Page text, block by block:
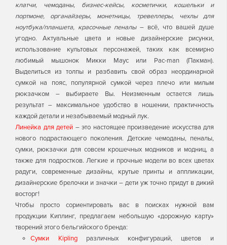
клатчи, чемоданы, бизнес-кейсы, косметички, кошельки и
портмоне, органайзеры, монетницы, тревеллеры, чехлы для
ноутбука/планшета, красочные пеналы– всё, что вашей душе
угодно. Актуальные цвета и новые дизайнерские рисунки,
использование культовых персонажей, таких как всемирно
любимый мышонок Микки Маус или Pac-man (Пакман).
Выделиться из толпы и разбавить свой образ неординарной
сумкой на пояс, популярной сумкой через плечо или милым
рюкзачком – выбираете Вы. Неизменным остается лишь
результат – максимальное удобство в ношении, практичность
каждой детали и незабываемый модный лук.
Линейка для детей – это настоящее произведение искусства для
нового подрастающего поколения. Детские чемоданы, пеналы,
сумки, рюкзачки для совсем крошечных модников и модниц, а
также для подростков. Легкие и прочные модели во всех цветах
радуги, современные дизайны, крутые принты и аппликации,
дизайнерские брелочки и значки – дети уж точно придут в дикий
восторг!
Чтобы просто сориентировать вас в поисках нужной вам
продукции Киплинг, предлагаем небольшую «дорожную карту»
творений этого бельгийского бренда:
Сумки Kiplingразличных конфигураций, цветов и